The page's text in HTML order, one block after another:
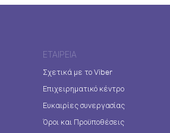
ΕΤΑΙΡΕΊΑ
Σχετικά με το Viber
Επιχειρηματικό κέντρο
Ευκαιρίες συνεργασίας
Όροι και Προϋποθέσεις